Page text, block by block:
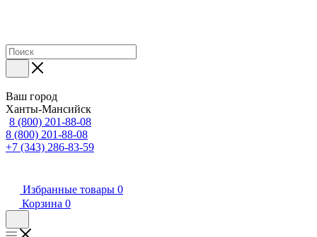
Ваш город
Ханты-Мансийск
8 (800) 201-88-08
8 (800) 201-88-08
+7 (343) 286-83-59
Избранные товары 0
Корзина 0